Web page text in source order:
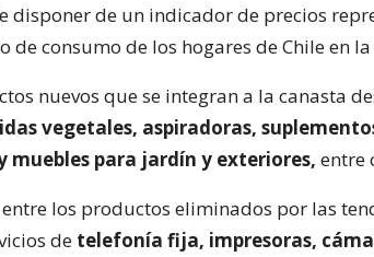
disponer de un indicador de precios
de consumo de los hogares de Chile en
nuevos que se integran a la canasta
vegetales, aspiradoras,
muebles para jardín y exteriores, entre
los productos eliminados por las
de telefonía fija, impresoras,